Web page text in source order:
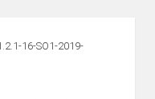
16-SO1-2019-